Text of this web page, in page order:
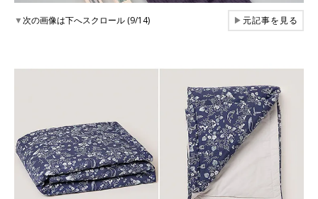
▼次の画像は下へスクロール (9/14) ▶元記事を見る